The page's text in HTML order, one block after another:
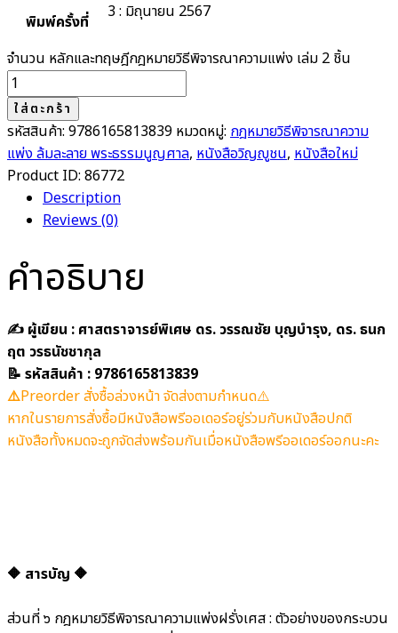
พิมพ์ครั้งที่ 3 : มิถุนายน 2567
จำนวน หลักและทฤษฎีกฎหมายวิธีพิจารณาความแพ่ง เล่ม 2 ชิ้น
ใส่ตะกร้า
รหัสสินค้า: 9786165813839 หมวดหมู่: กฎหมายวิธีพิจารณาความ
แพ่ง ล้มละลาย พระธรรมนูญศาล, หนังสือวิญญูชน, หนังสือใหม่
Product ID: 86772
Description
Reviews (0)
คำอธิบาย
✍️ ผู้เขียน : ศาสตราจารย์พิเศษ ดร. วรรณชัย บุญบำรุง, ดร. ธนก
ฤต วรธนัชชากุล
📝 รหัสสินค้า : 9786165813839
⚠️Preorder สั่งซื้อล่วงหน้า จัดส่งตามกำหนด⚠️
หากในรายการสั่งซื้อมีหนังสือพรีออเดอร์อยู่ร่วมกับหนังสือปกติ
หนังสือทั้งหมดจะถูกจัดส่งพร้อมกันเมื่อหนังสือพรีออเดอร์ออกนะคะ
🔶 สารบัญ 🔶
ส่วนที่ ๖ กฎหมายวิธีพิจารณาความแพ่งฝรั่งเศส : ตัวอย่างของกระบวน